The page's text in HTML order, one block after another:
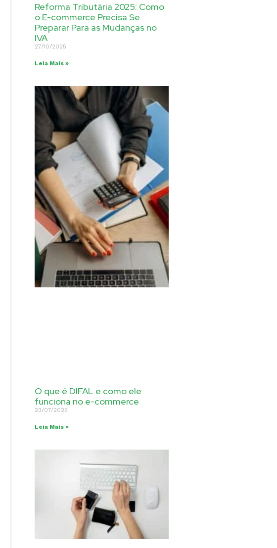
Reforma Tributária 2025: Como
o E-commerce Precisa Se
Preparar Para as Mudanças no
IVA
27/10/2025
Leia Mais »
O que é DIFAL e como ele
funciona no e-commerce
23/07/2025
Leia Mais »